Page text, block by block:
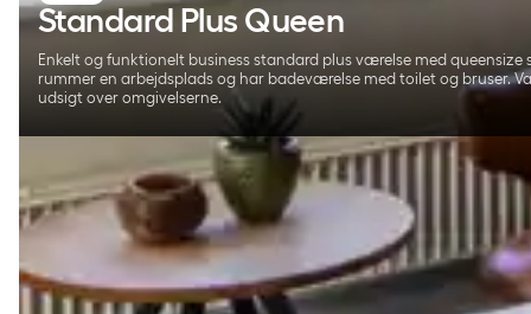
Standard Plus Queen
Enkelt og funktionelt business standard plus værelse med queensize
rummer en arbejdsplads og har badeværelse med toilet og bruser.
udsigt over omgivelserne.